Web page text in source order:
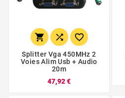
  
Splitter Vga 450MHz 2
Voies Alim Usb + Audio
20m
47,92 €